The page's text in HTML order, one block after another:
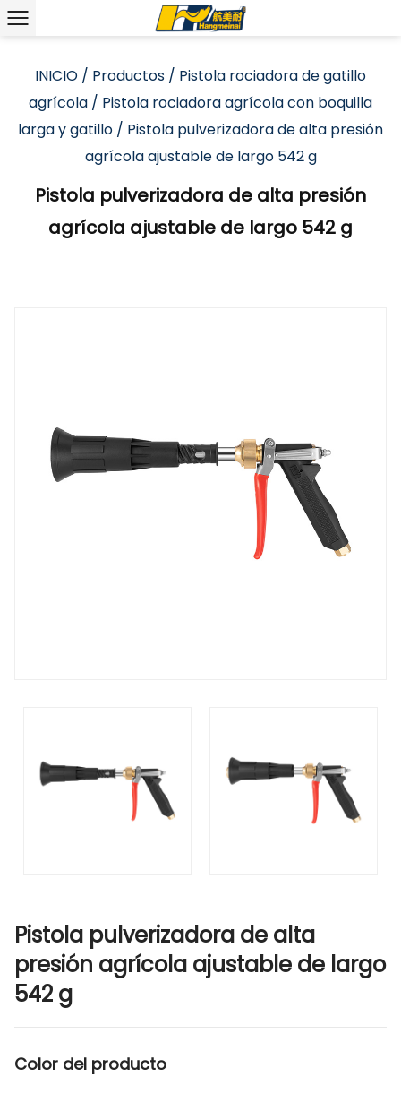
INICIO / Productos / Pistola rociadora de gatillo
agrícola / Pistola rociadora agrícola con boquilla
larga y gatillo / Pistola pulverizadora de alta presión
agrícola ajustable de largo 542 g
Pistola pulverizadora de alta presión
agrícola ajustable de largo 542 g
Pistola pulverizadora de alta
presión agrícola ajustable de largo
542 g
Color del producto